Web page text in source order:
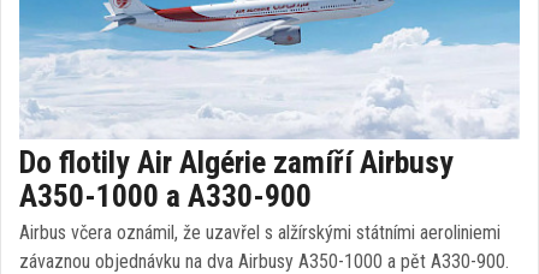
Do flotily Air Algérie zamíří Airbusy
A350-1000 a A330-900
Airbus včera oznámil, že uzavřel s alžírskými státními aeroliniemi
závaznou objednávku na dva Airbusy A350-1000 a pět A330-900.